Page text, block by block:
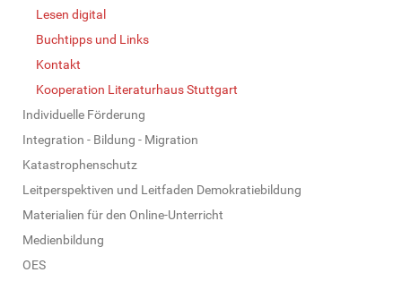
Lesen digital
Buchtipps und Links
Kontakt
Kooperation Literaturhaus Stuttgart
Individuelle Förderung
Integration - Bildung - Migration
Katastrophenschutz
Leitperspektiven und Leitfaden Demokratiebildung
Materialien für den Online-Unterricht
Medienbildung
OES